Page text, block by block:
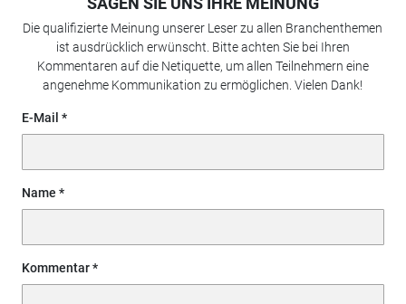
Die qualifizierte Meinung unserer Leser zu allen Branchenthemen
ist ausdrücklich erwünscht. Bitte achten Sie bei Ihren
Kommentaren auf die Netiquette, um allen Teilnehmern eine
angenehme Kommunikation zu ermöglichen. Vielen Dank!
E-Mail
Name
Kommentar